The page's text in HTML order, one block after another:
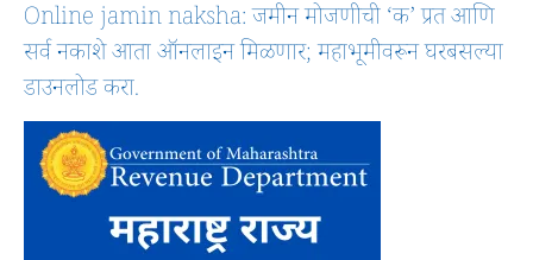
Online jamin naksha: जमीन मोजणीची ‘क’ प्रत आणि
सर्व नकाशे आता ऑनलाइन मिळणार; महाभूमीवरून घरबसल्या
डाउनलोड करा.